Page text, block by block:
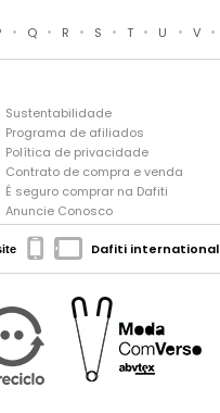
• Q • R • S • T • U • V •
Sustentabilidade
Programa de afiliados
Política de privacidade
Contrato de compra e venda
É seguro comprar na Dafiti
Anuncie Conosco
Dafiti international